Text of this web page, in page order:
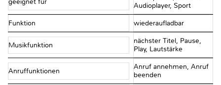
Audioplayer, Sport
Funktion wiederaufladbar
Musikfunktion
nächster Titel, Pause,
Play, Lautstärke
Anruffunktionen
Anruf annehmen, Anruf
beenden